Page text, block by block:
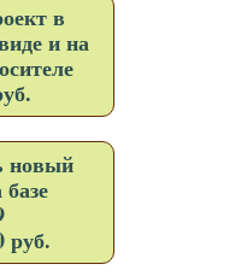
в
и на
новый
руб.